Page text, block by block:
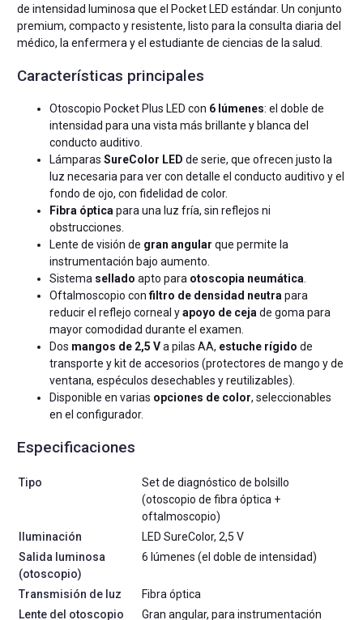
de intensidad luminosa que el Pocket LED estándar. Un conjunto
premium, compacto y resistente, listo para la consulta diaria del
médico, la enfermera y el estudiante de ciencias de la salud.
Características principales
Otoscopio Pocket Plus LED con 6 lúmenes: el doble de
intensidad para una vista más brillante y blanca del
conducto auditivo.
LámparasSureColor LED de serie, que ofrecen justo la
luz necesaria para ver con detalle el conducto auditivo y el
fondo de ojo, con fidelidad de color.
Fibra ópticapara una luz fría, sin reflejos ni
obstrucciones.
Lente de visión de gran angular que permite la
instrumentación bajo aumento.
Sistema sellado apto para otoscopia neumática.
Oftalmoscopio confiltro de densidad neutrapara
reducir el reflejo corneal yapoyo de cejade goma para
mayor comodidad durante el examen.
Dos mangos de 2,5 Va pilas AA, estuche rígido de
transporte y kit de accesorios (protectores de mango y de
ventana, espéculos desechables y reutilizables).
Disponible en varias opciones de color, seleccionables
en el configurador.
Especificaciones
Tipo
Set de diagnóstico de bolsillo
(otoscopio de fibra óptica +
oftalmoscopio)
Iluminación
LED SureColor, 2,5 V
Salida luminosa
(otoscopio)
6 lúmenes (el doble de intensidad)
Transmisión de luz
Fibra óptica
Lente del otoscopio
Gran angular, para instrumentación